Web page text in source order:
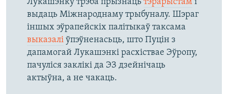
выдаць Міжнароднаму трыбуналу. Шэраг
іншых эўрапейскіх палітыкаў таксама
выказаліўпэўненасьць, што Пуцін з
дапамогай Лукашэнкі расхіствае Эўропу,
пачуліся заклікі да ЭЗ дзейнічаць
актыўна, а не чакаць.